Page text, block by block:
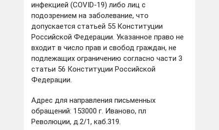
инфекцией (COVID-19) либо лиц с
подозрением на заболевание, что
допускается статьей 55 Конституции
Российской Федерации. Указанное право не
входит в число прав и свобод граждан, не
подлежащих ограничению согласно части 3
статьи 56 Конституции Российской
Федерации.
Адрес для направления письменных
обращений: 153000 г. Иваново, пл
Революции, д.2/1, каб.319.